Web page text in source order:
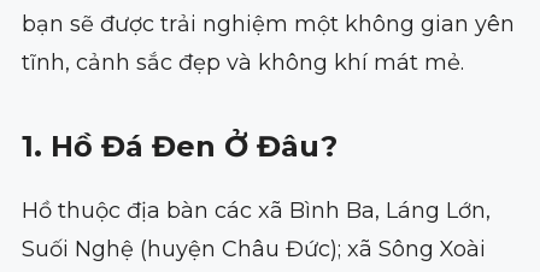
bạn sẽ được trải nghiệm một không gian yên
tĩnh, cảnh sắc đẹp và không khí mát mẻ.
1. Hồ Đá Đen Ở Đâu?
Hồ thuộc địa bàn các xã Bình Ba, Láng Lớn,
Suối Nghệ (huyện Châu Đức); xã Sông Xoài